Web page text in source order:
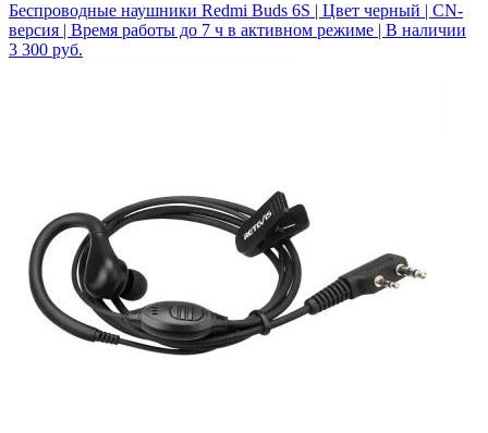
Беспроводные наушники Redmi Buds 6S | Цвет черный | CN-
версия | Время работы до 7 ч в активном режиме | В наличии
3 300 руб.